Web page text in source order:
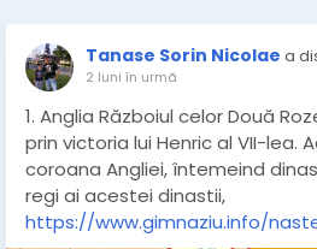
Tanase Sorin Nicolae a
2 luni în urmă
1. Anglia Războiul celor Două
prin victoria lui Henric al VII-lea.
coroana Angliei, întemeind
regi ai acestei dinastii,
https://www.gimnaziu.info/